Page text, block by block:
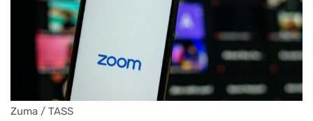
Zuma / TASS